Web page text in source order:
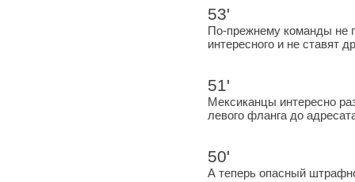
53'
По-прежнему команды не
интересного и не ставят
51'
Мексиканцы интересно
левого фланга до
50'
А теперь опасный